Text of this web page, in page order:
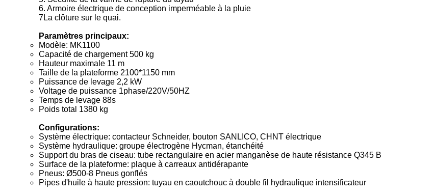
6. Armoire électrique de conception imperméable à la pluie
7La clôture sur le quai.
Paramètres principaux:
Modèle: MK1100
Capacité de chargement 500 kg
Hauteur maximale 11 m
Taille de la plateforme 2100*1150 mm
Puissance de levage 2,2 kW
Voltage de puissance 1phase/220V/50HZ
Temps de levage 88s
Poids total 1380 kg
Configurations:
Système électrique: contacteur Schneider, bouton SANLICO, CHNT électrique
Système hydraulique: groupe électrogène Hycman, étanchéité
Support du bras de ciseau: tube rectangulaire en acier manganèse de haute résistance Q345 B
Surface de la plateforme: plaque à carreaux antidérapante
Pneus: Ø500-8 Pneus gonflés
Pipes d'huile à haute pression: tuyau en caoutchouc à double fil hydraulique intensificateur